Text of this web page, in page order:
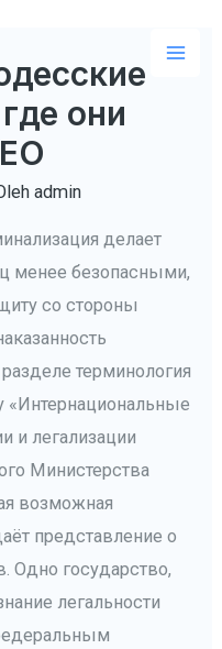
они
admin
делает
менее безопасными,
со стороны
терминология
«Интернациональные
и легализации
Министерства
возможная
представление о
Одно государство,
легальности